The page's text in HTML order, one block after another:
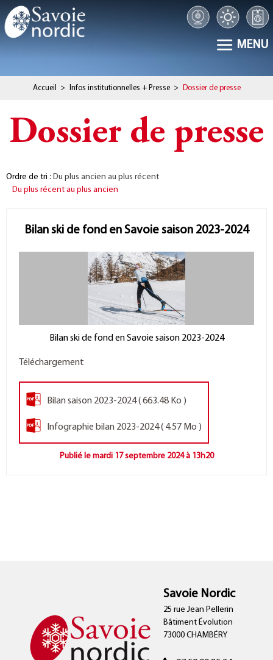
MENU
Accueil > Infos institutionnelles + Presse > Dossier de presse
Dossier de presse
Ordre de tri
Du plus ancien au plus récent
Du plus récent au plus ancien
Bilan ski de fond en Savoie saison 2023-2024
Bilan ski de fond en Savoie saison 2023-2024
Téléchargement
Bilan saison 2023-2024( 663.48 Ko )
Infographie bilan 2023-2024( 4.57 Mo )
Publié le mardi 17 septembre 2024 à 13h20
Savoie Nordic
25 rue Jean Pellerin
Bâtiment Évolution
73000 CHAMBÉRY